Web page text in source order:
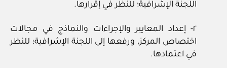
اللجنة الإشرافية؛ للنظر في إقرارها.
٢- إعداد المعايير والإجراءات والنماذج في مجالات
اختصاص المركز، ورفعها إلى اللجنة الإشرافية؛ للنظر
في اعتمادها.